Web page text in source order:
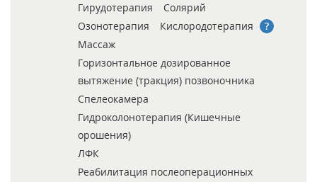
Гирудотерапия
Солярий
Озонотерапия
Кислородотерапия
Массаж
Горизонтальное дозированное
вытяжение (тракция) позвоночника
Спелеокамера
Гидроколонотерапия (Кишечные
орошения)
ЛФК
Реабилитация послеоперационных